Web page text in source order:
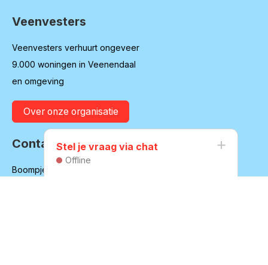
Contactinformatie
Veenvesters
Veenvesters verhuurt ongeveer
9.000 woningen in Veenendaal
en omgeving
Over onze organisatie
Contact
Boompjesgoed 20
Stel je vraag via chat
Offline